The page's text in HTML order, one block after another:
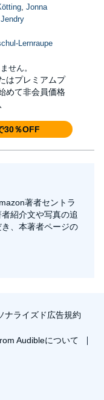
, Jonna
Lernraupe
せん。
はプレミアムプ
めて非会員価格
30％OFF
著者セントラ
紹介文や写真の追
、本著者ページの
ナライズド広告規約
Audibleについて